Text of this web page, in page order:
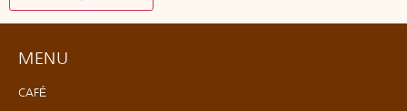
MENU
CAFÉ